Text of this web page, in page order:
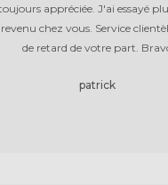
appréciée. J'ai essayé
chez vous. Service
de retard de votre part.
patrick